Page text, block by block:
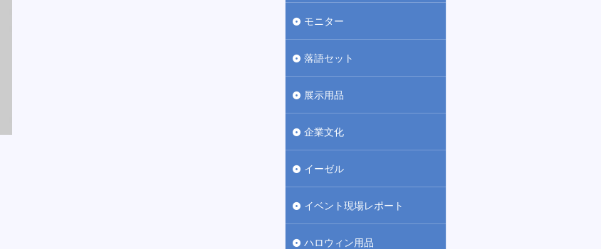
モニター
落語セット
展示用品
企業文化
イーゼル
イベント現場レポート
ハロウィン用品